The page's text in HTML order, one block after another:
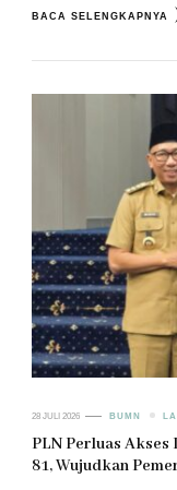
BACA SELENGKAPNYA
28 JULI 2026 BUMN
PLN Perluas Akses
81, Wujudkan